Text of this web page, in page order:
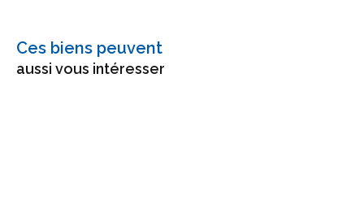
Ces biens peuvent
aussi vous intéresser